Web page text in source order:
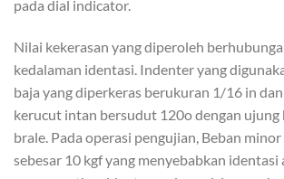
pada dial indicator.
Nilai kekerasan yang diperoleh
kedalaman identasi. Indenter yang
baja yang diperkeras berukuran 1/16 in
kerucut intan bersudut 120o dengan ujung
brale. Pada operasi pengujian, Beban
sebesar 10 kgf yang menyebabkan identasi